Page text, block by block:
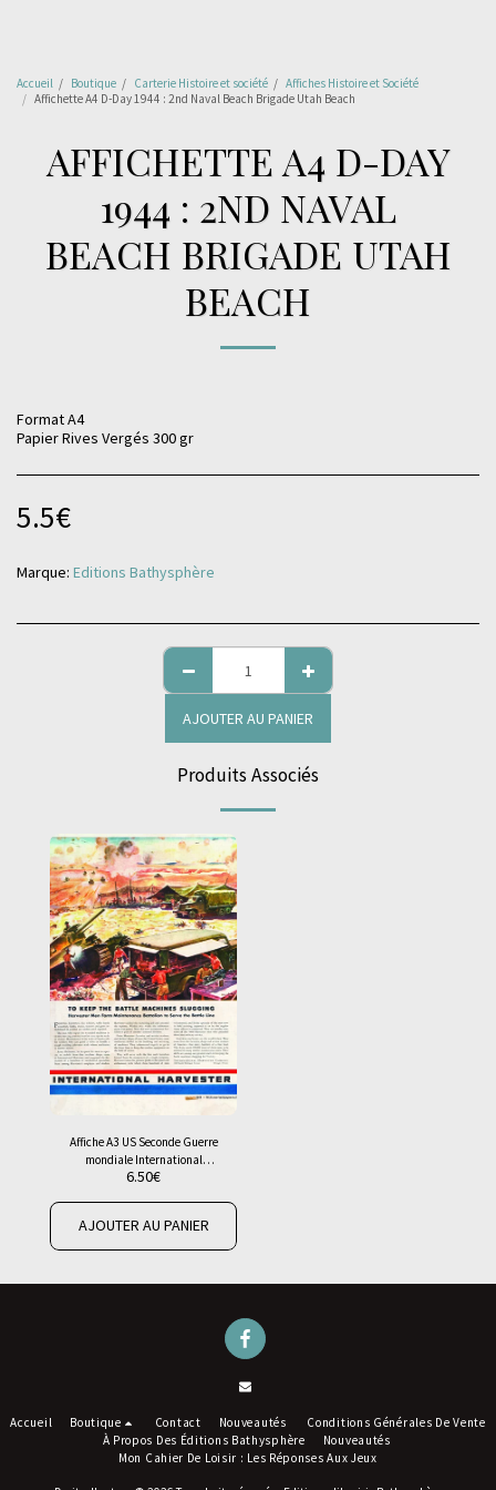
Accueil Boutique Carterie Histoire et société
Affiches Histoire et Société
Affichette A4 D-Day 1944 : 2nd Naval Beach Brigade Utah Beach
AFFICHETTE A4 D-DAY
1944 : 2ND NAVAL
BEACH BRIGADE UTAH
BEACH
Format A4
Papier Rives Vergés 300 gr
5.5€
Marque: Editions Bathysphère
AJOUTER AU PANIER
Produits Associés
Affiche A3 US Seconde Guerre
mondiale International
Harvester IH War effort
6.50€
AJOUTER AU PANIER
Accueil Boutique Contact Nouveautés
Conditions Générales De Vente
À Propos Des Éditions Bathysphère
Nouveautés
Mon Cahier De Loisir : Les Réponses Aux Jeux